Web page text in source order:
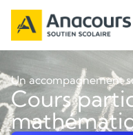
Un accompagnement
Cours